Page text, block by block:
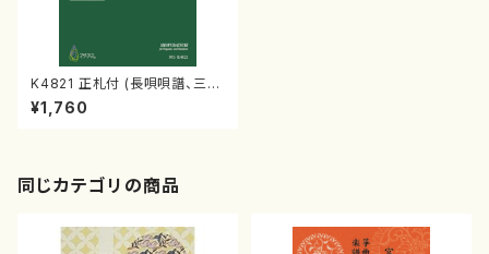
K4821 正札付 (長唄唄譜、三弦
譜/杵屋彌之介(青柳茂三）/青柳
三絃楽譜）
¥1,760
同じカテゴリの商品